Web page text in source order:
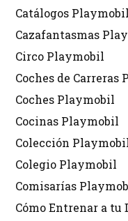
Catálogos Playmobil
Cazafantasmas
Circo Playmobil
Coches de Carreras
Coches Playmobil
Cocinas Playmobil
Colección
Colegio Playmobil
Comisarías
Cómo Entrenar a